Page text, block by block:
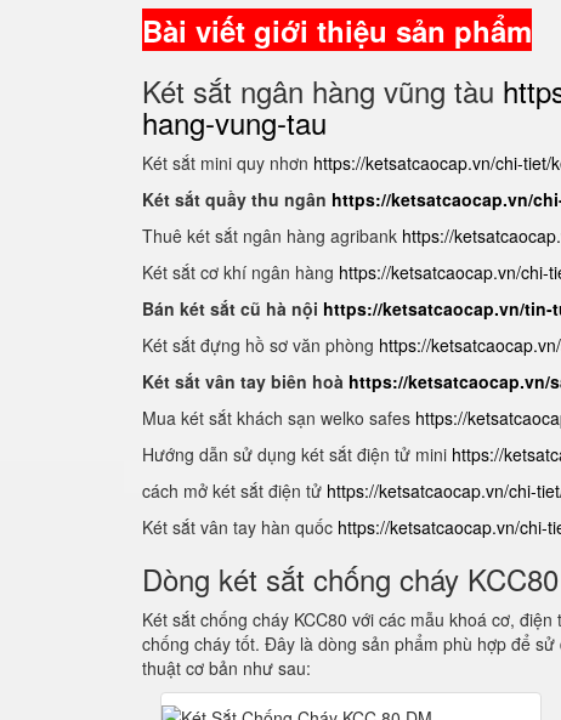
Bài viết giới thiệu sản phẩm
Két sắt ngân hàng vũng tàu
hang-vung-tau
Két sắt mini quy nhơn https://ketsatcaocap.vn/chi-tiet/
Két sắt quầy thu ngân https://ketsatcaocap.vn/
Thuê két sắt ngân hàng agribank https://
Két sắt cơ khí ngân hàng https://ketsatcaocap.vn/chi-
Bán két sắt cũ hà nội https://ketsatcaocap.vn/
Két sắt đựng hồ sơ văn phòng https://
Két sắt vân tay biên hoà https://ketsatcaocap.vn/
Mua két sắt khách sạn welko safes https://
Hướng dẫn sử dụng két sắt điện tử mini https://
cách mở két sắt điện tử https://ketsatcaocap.vn/chi-
Két sắt vân tay hàn quốc https://ketsatcaocap.vn/chi-
Dòng két sắt chống cháy KCC80
Két sắt chống cháy KCC80 với các mẫu khoá cơ,
chống cháy tốt. Đây là dòng sản phẩm phù hợp để
thuật cơ bản như sau: